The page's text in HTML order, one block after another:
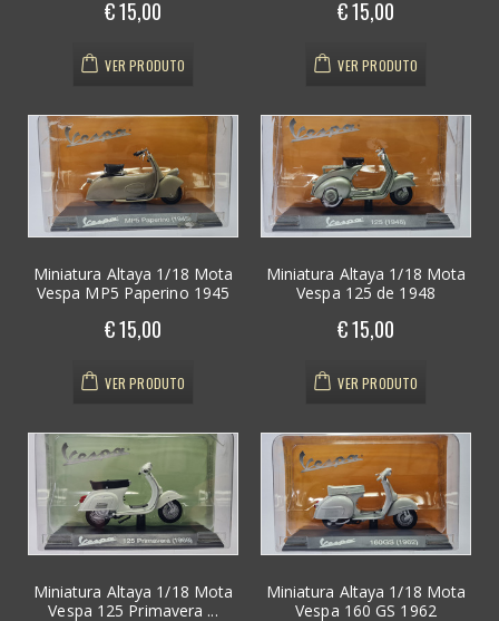
€ 15,00
VER PRODUTO
€ 15,00
VER PRODUTO
Miniatura Altaya 1/18 Mota
Vespa MP5 Paperino 1945
€ 15,00
VER PRODUTO
Miniatura Altaya 1/18 Mota
Vespa 125 de 1948
€ 15,00
VER PRODUTO
Miniatura Altaya 1/18 Mota
Vespa 125 Primavera ...
Miniatura Altaya 1/18 Mota
Vespa 160 GS 1962